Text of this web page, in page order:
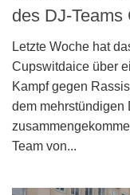
des DJ-
Letzte Woche hat
Cupswitdaice über
Kampf gegen
dem mehrstündigen
Team von...